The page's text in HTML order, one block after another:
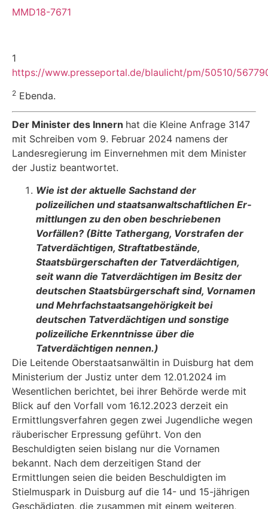
MMD18-7671
1
https://www.presseportal.de/blaulicht/pm/50510/
2 Ebenda.
Der Minister des Innern hat die Kleine Anfrage 3147
mit Schreiben vom 9. Februar 2024 namens der
Landesregierung im Einvernehmen mit dem Minister
der Justiz beantwortet.
Wie ist der aktuelle Sachstand der
polizeilichen und staatsanwaltschaftlichen Er­
mittlungen zu den oben beschriebenen
Vorfällen? (Bitte Tathergang, Vorstrafen der
Tatverdächtigen, Straftatbestände,
Staatsbürgerschaften der Tatverdächtigen,
seit wann die Tatverdächtigen im Besitz der
deutschen Staatsbürgerschaft sind, Vornamen
und Mehrfachstaatsangehörigkeit bei
deutschen Tatverdächtigen und sonstige
polizeiliche Erkenntnisse über die
Tatverdächtigen nennen.)
Die Leitende Oberstaatsanwältin in Duisburg hat dem
Ministerium der Justiz unter dem 12.01.2024 im
Wesentlichen berichtet, bei ihrer Behörde werde mit
Blick auf den Vorfall vom 16.12.2023 derzeit ein
Ermittlungsverfahren gegen zwei Jugendliche wegen
räuberischer Er­pressung geführt. Von den
Beschuldigten seien bislang nur die Vornamen
bekannt. Nach dem derzeitigen Stand der
Ermittlungen seien die beiden Beschuldigten im
Stielmuspark in Duis­burg auf die 14- und 15-jährigen
Geschädigten, die zusammen mit einem weiteren,